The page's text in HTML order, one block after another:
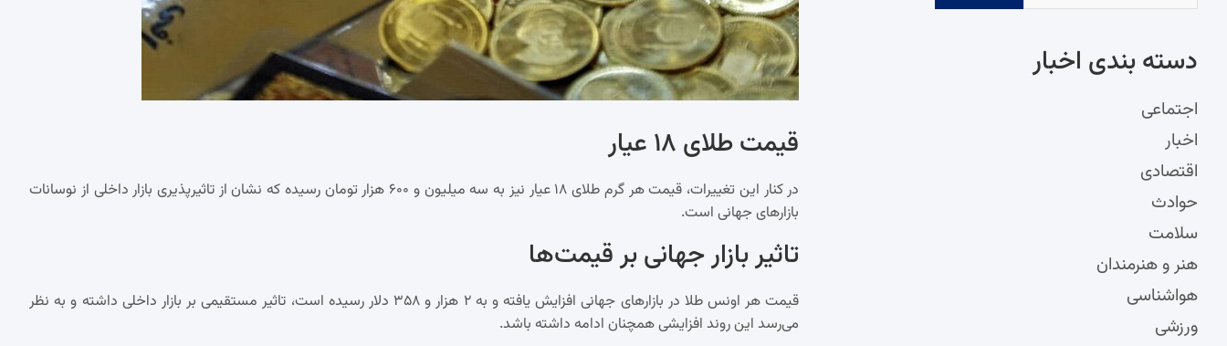
قیمت طلای ۱۸ عیار
در کنار این تغییرات، قیمت هر گرم طلای ۱۸ عیار نیز به سه میلیون و ۶۰۰ هزار تومان رسیده که نشان از تاثیرپذیری بازار داخلی از نوسانات
بازارهای جهانی است.
تاثیر بازار جهانی بر قیمت‌ها
قیمت هر اونس طلا در بازارهای جهانی افزایش یافته و به ۲ هزار و ۳۵۸ دلار رسیده است، تاثیر مستقیمی بر بازار داخلی داشته و به نظر
می‌رسد این روند افزایشی همچنان ادامه داشته باشد.
دسته‌ بندی اخبار
اجتماعی
اخبار
اقتصادی
حوادث
سلامت
هنر و هنرمندان
هواشناسی
ورزشی